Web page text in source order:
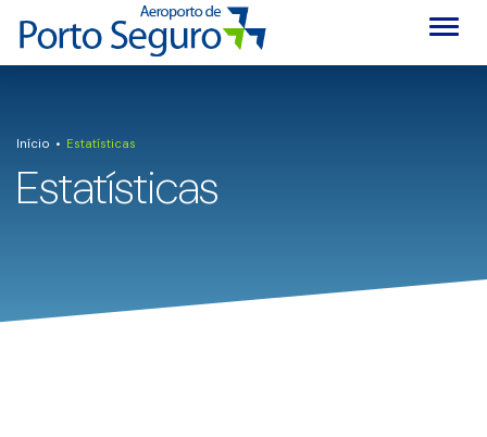
Início Estatísticas
Estatísticas